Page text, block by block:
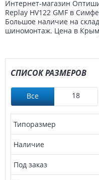
Интернет-магазин
Replay HV122 GMF в
Большое наличие на
шиномонтаж. Цена в
СПИСОК РАЗМЕРОВ
Все 18